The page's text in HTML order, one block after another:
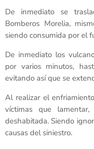
De inmediato se
Bomberos Morelia,
siendo consumida por el
De inmediato los
por varios minutos,
evitando así que se
Al realizar el
víctimas que
deshabitada. Siendo
causas del siniestro.